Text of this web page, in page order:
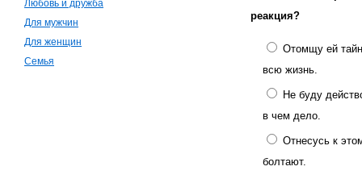
Любовь и дружба
Для мужчин
Для женщин
Семья
реакция?
Отомщу ей
всю жизнь.
Не буду
в чем дело.
Отнесусь к
болтают.